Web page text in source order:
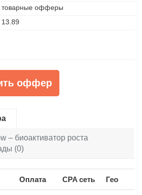
товарные офферы
13.89
оффер
– биоактиватор роста
(0)
Оплата CPA сеть Гео